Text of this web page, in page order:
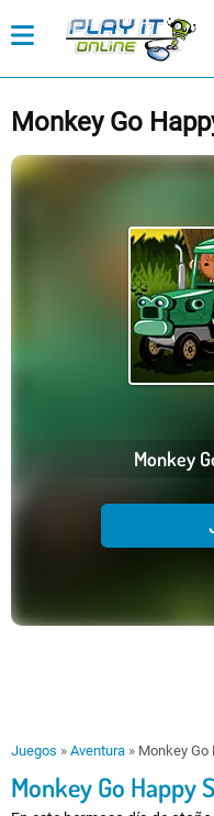
Monkey Go
Monkey
Juegos » Aventura » Monkey Go
Monkey Go Happy